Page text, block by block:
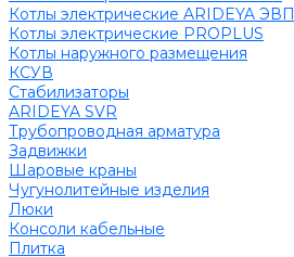
Котлы электрические ARIDEYA ЭВП
Котлы электрические PROPLUS
Котлы наружного размещения
КСУВ
Стабилизаторы
ARIDEYA SVR
Трубопроводная арматура
Задвижки
Шаровые краны
Чугунолитейные изделия
Люки
Консоли кабельные
Плитка